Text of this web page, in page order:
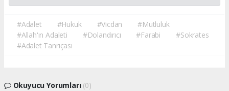
#Adalet #Hukuk #Vicdan
#Mutluluk
#Allah'ın Adaleti
#Dolandırıcı #Farabi
#Sokrates
#Adalet Tanrıçası
Okuyucu Yorumları (0)